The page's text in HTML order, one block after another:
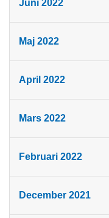
Juni 2022
Maj 2022
April 2022
Mars 2022
Februari 2022
December 2021